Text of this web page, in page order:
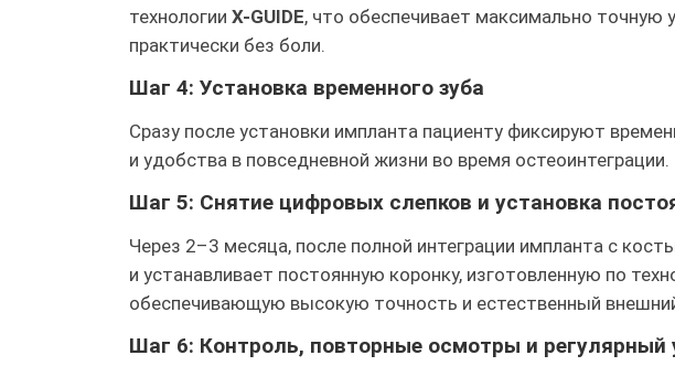
технологии X-GUIDE, что обеспечивает максимально точную
практически без боли.
Шаг 4: Установка временного зуба
Сразу после установки импланта пациенту фиксируют
и удобства в повседневной жизни во время остеоинтеграции.
Шаг 5: Снятие цифровых слепков и установка
Через 2–3 месяца, после полной интеграции импланта с
и устанавливает постоянную коронку, изготовленную по
обеспечивающую высокую точность и естественный
Шаг 6: Контроль, повторные осмотры и регулярный